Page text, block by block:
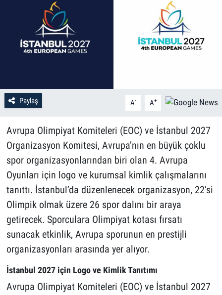
Paylaş A- A+
Avrupa Olimpiyat Komiteleri (EOC) ve İstanbul 2027
Organizasyon Komitesi, Avrupa’nın en büyük çoklu
spor organizasyonlarından biri olan 4. Avrupa
Oyunları için logo ve kurumsal kimlik çalışmalarını
tanıttı. İstanbul’da düzenlenecek organizasyon, 22’si
Olimpik olmak üzere 26 spor dalını bir araya
getirecek. Sporculara Olimpiyat kotası fırsatı
sunacak etkinlik, Avrupa sporunun en prestijli
organizasyonları arasında yer alıyor.
İstanbul 2027 için Logo ve Kimlik Tanıtımı
Avrupa Olimpiyat Komiteleri (EOC) ve İstanbul 2027